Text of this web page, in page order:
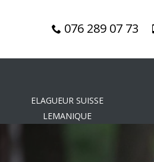
076 289 07 73
ELAGUEUR SUISSE
LEMANIQUE